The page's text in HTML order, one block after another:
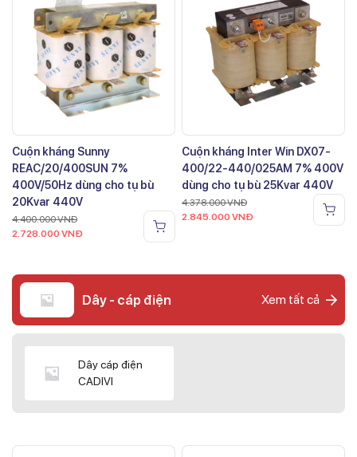
Cuộn kháng Sunny
REAC/20/400SUN 7%
400V/50Hz dùng cho tụ bù
20Kvar 440V
4.400.000VNĐ
2.728.000 VNĐ
Cuộn kháng Inter Win DX07-
400/22-440/025AM 7% 400V
dùng cho tụ bù 25Kvar 440V
4.378.000VNĐ
2.845.000 VNĐ
Dây - cáp điện Xem tất cả
Dây cáp điện
CADIVI